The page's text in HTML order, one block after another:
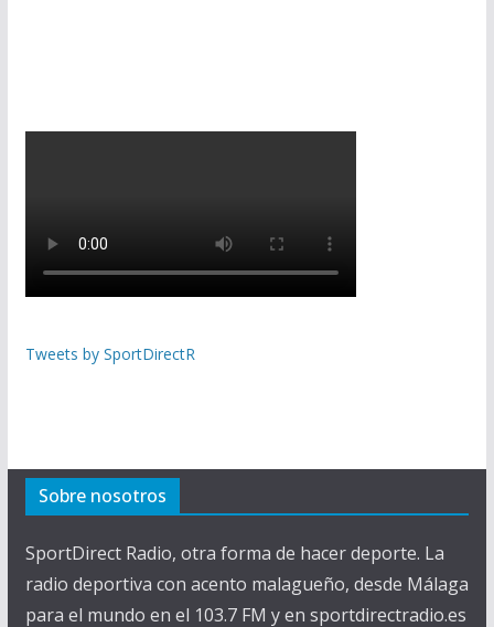
Tweets by SportDirectR
Sobre nosotros
SportDirect Radio, otra forma de hacer deporte. La
radio deportiva con acento malagueño, desde Málaga
para el mundo en el 103.7 FM y en sportdirectradio.es